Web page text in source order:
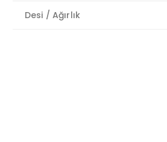
Desi / Ağırlık